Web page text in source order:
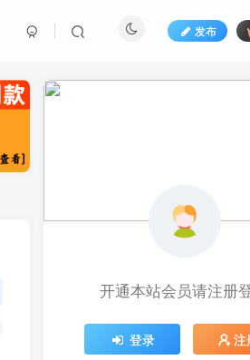
发布
开通本站会员请注册
登录 注